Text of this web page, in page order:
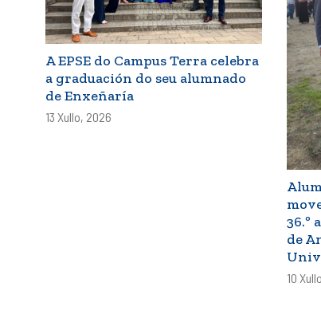
A EPSE do Campus Terra celebra
a graduación do seu alumnado
de Enxeñaría
13 Xullo, 2026
36.º
de
10